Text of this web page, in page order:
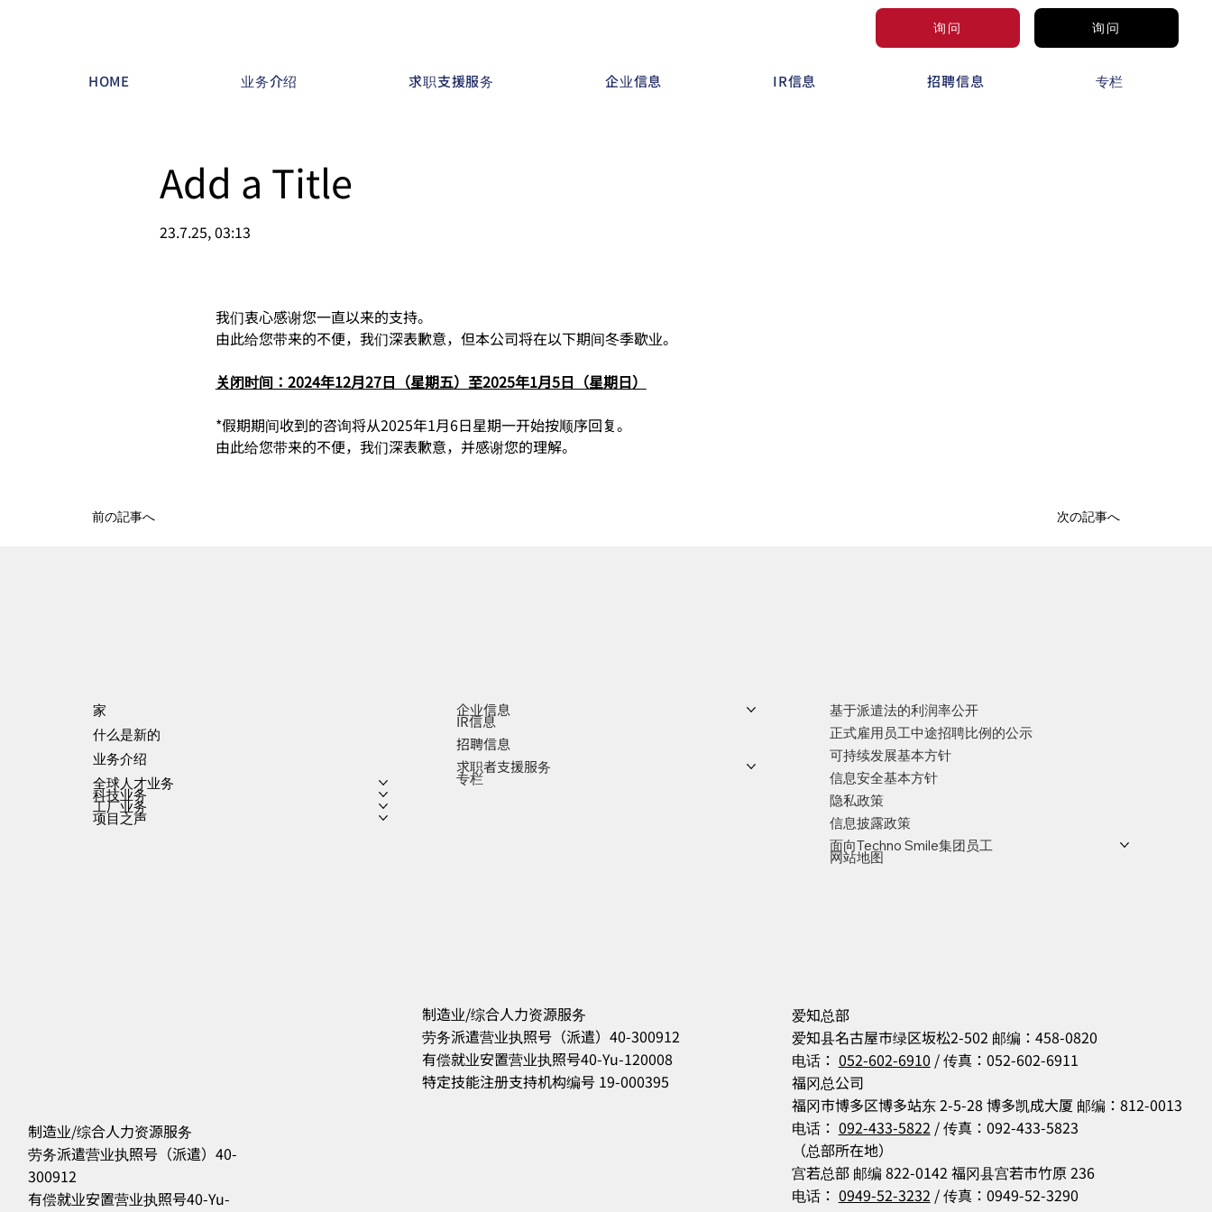
询问 询问
HOME 业务介绍 求职支援服务 企业信息 IR信息 招聘信息 专栏
Add a Title
23.7.25, 03:13
前の記事へ 次の記事へ
我们衷心感谢您一直以来的支持。
由此给您带来的不便，我们深表歉意，但本公司将在以下期间冬季歇业。
关闭时间：2024年12月27日（星期五）至2025年1月5日（星期日）
*假期期间收到的咨询将从2025年1月6日星期一开始按顺序回复。
由此给您带来的不便，我们深表歉意，并感谢您的理解。
家
什么是新的
业务介绍
全球人才业务
科技业务
工厂业务
项目之声
企业信息
IR信息
招聘信息
求职者支援服务
专栏
基于派遣法的利润率公开
正式雇用员工中途招聘比例的公示
可持续发展基本方针
信息安全基本方针
隐私政策
信息披露政策
面向Techno Smile集团员工
网站地图
556
制造业/综合人力资源服务
劳务派遣营业执照号（派遣）40-
300912
有偿就业安置营业执照号40-Yu-
制造业/综合人力资源服务
劳务派遣营业执照号（派遣）40-300912
有偿就业安置营业执照号40-Yu-120008
特定技能注册支持机构编号 19-000395
爱知总部
爱知县名古屋市绿区坂松2-502 邮编：458-0820
电话： 052-602-6910 / 传真：052-602-6911
福冈总公司
福冈市博多区博多站东 2-5-28 博多凯成大厦 邮编：812-0013
电话： 092-433-5822 / 传真：092-433-5823
（总部所在地）
宫若总部 邮编 822-0142 福冈县宫若市竹原 236
电话： 0949-52-3232 / 传真：0949-52-3290